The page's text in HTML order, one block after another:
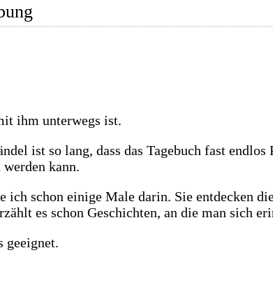
ihm unterwegs ist.
ist so lang, dass das Tagebuch fast endlos
kann.
schon einige Male darin. Sie entdecken
es schon Geschichten, an die man sich
geeignet.